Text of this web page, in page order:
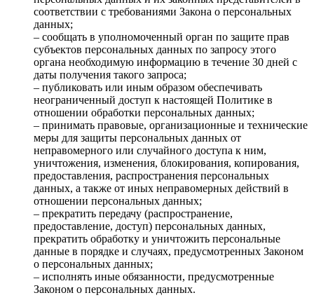
соответствии с требованиями Закона о персональных
данных;
– сообщать в уполномоченный орган по защите прав
субъектов персональных данных по запросу этого
органа необходимую информацию в течение 30 дней с
даты получения такого запроса;
– публиковать или иным образом обеспечивать
неограниченный доступ к настоящей Политике в
отношении обработки персональных данных;
– принимать правовые, организационные и технические
меры для защиты персональных данных от
неправомерного или случайного доступа к ним,
уничтожения, изменения, блокирования, копирования,
предоставления, распространения персональных
данных, а также от иных неправомерных действий в
отношении персональных данных;
– прекратить передачу (распространение,
предоставление, доступ) персональных данных,
прекратить обработку и уничтожить персональные
данные в порядке и случаях, предусмотренных Законом
о персональных данных;
– исполнять иные обязанности, предусмотренные
Законом о персональных данных.